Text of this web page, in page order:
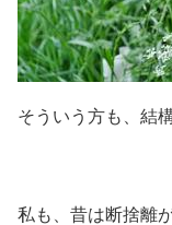
そういう方も、結
私も、昔は断捨離